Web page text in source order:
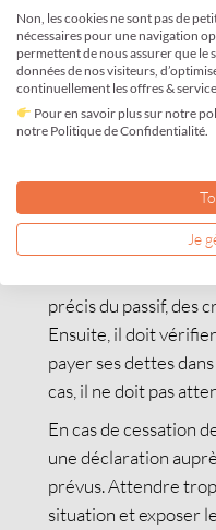
trésorerie suffisante
paiements.
À l’inverse, une
payer ses échéances
cette situation.
Le rôle du
dettes
Le dirigeant doit
précis du passif, des
Ensuite, il doit
payer ses dettes dans
cas, il ne doit pas
En cas de cessation
une déclaration
prévus. Attendre
situation et exposer
Non, les cookies ne sont pas de
nécessaires pour une navigation
permettent de nous assurer que
données de nos visiteurs,
continuellement les offres &
Pour en savoir plus sur notre
notre Politique de Confidentialité.
Je